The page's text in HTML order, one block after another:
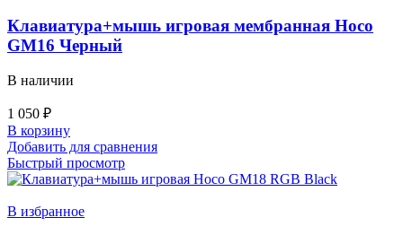
Клавиатура+мышь игровая мембранная Hoco
GM16 Черный
В наличии
1 050 ₽
В корзину
Добавить для сравнения
Быстрый просмотр
В избранное